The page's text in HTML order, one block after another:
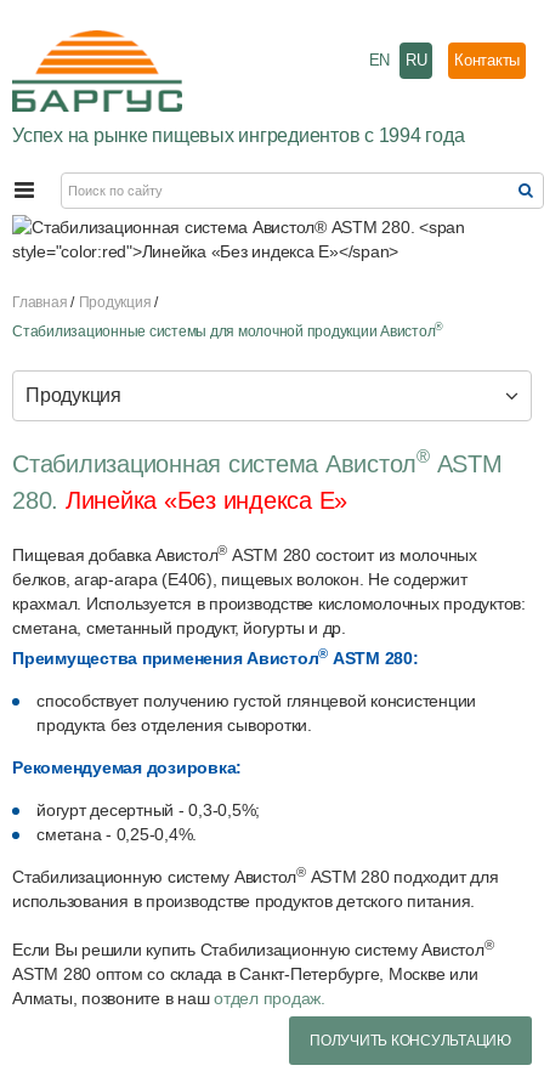
Успех на рынке пищевых ингредиентов с 1994 года
EN RU Контакты
Главная
Продукция
Стабилизационные системы для молочной продукции Авистол®
Продукция
Стабилизационная система Авистол®ASTM
280. Линейка «Без индекса Е»
Пищевая добавка Авистол® ASTM 280 состоит из молочных
белков, агар-агара (E406), пищевых волокон. Не содержит
крахмал. Используется в производстве кисломолочных продуктов:
сметана, сметанный продукт, йогурты и др.
Преимущества применения Авистол® ASTM 280:
способствует получению густой глянцевой консистенции
продукта без отделения сыворотки.
Рекомендуемая дозировка:
йогурт десертный - 0,3-0,5%;
сметана - 0,25-0,4%.
Стабилизационную систему Авистол®ASTM 280 подходит для
использования в производстве продуктов детского питания.
Если Вы решили купить Стабилизационную систему Авистол®
ASTM 280 оптом со склада в Санкт-Петербурге, Москве или
Алматы, позвоните в нашотдел продаж.
ПОЛУЧИТЬ КОНСУЛЬТАЦИЮ